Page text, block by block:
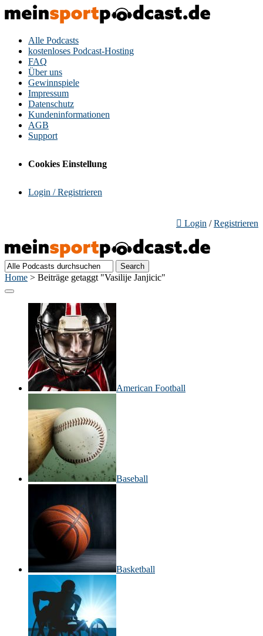
Alle Podcasts
kostenloses Podcast-Hosting
FAQ
Über uns
Gewinnspiele
Impressum
Datenschutz
Kundeninformationen
AGB
Support
Cookies Einstellung
Login / Registrieren
Login /Registrieren
Home > Beiträge getaggt "Vasilije Janjicic"
American Football
Baseball
Basketball